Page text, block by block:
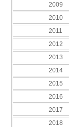
2009
2010
2011
2012
2013
2014
2015
2016
2017
2018